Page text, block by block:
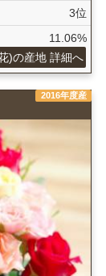
3位
11.06%
)の産地 詳細へ
2016年度産